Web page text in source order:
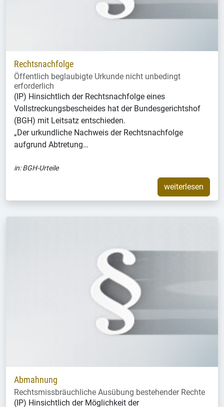
Rechtsnachfolge
Öffentlich beglaubigte Urkunde nicht unbedingt
erforderlich
(IP) Hinsichtlich der Rechtsnachfolge eines
Vollstreckungsbescheides hat der Bundesgerichtshof
(BGH) mit Leitsatz entschieden.
„Der urkundliche Nachweis der Rechtsnachfolge
aufgrund Abtretung…
in:BGH-Urteile
weiterlesen
Abmahnung
Rechtsmissbräuchliche Ausübung bestehender Rechte
(IP) Hinsichtlich der Möglichkeit der